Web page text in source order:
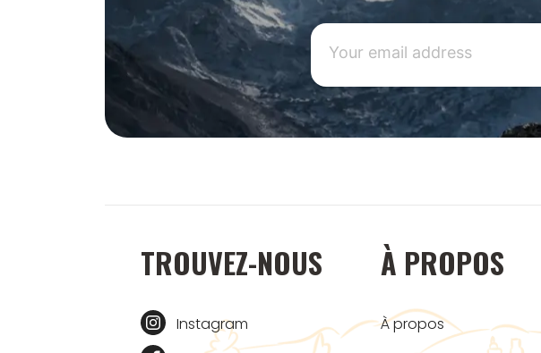
TROUVEZ-NOUS
Instagram
À PROPOS
À propos